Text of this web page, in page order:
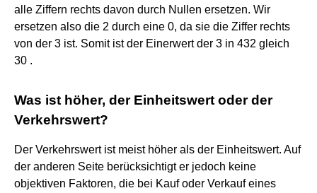
alle Ziffern rechts davon durch Nullen ersetzen. Wir
ersetzen also die 2 durch eine 0, da sie die Ziffer rechts
von der 3 ist. Somit ist der Einerwert der 3 in 432 gleich
30 .
Was ist höher, der Einheitswert oder der
Verkehrswert?
Der Verkehrswert ist meist höher als der Einheitswert. Auf
der anderen Seite berücksichtigt er jedoch keine
objektiven Faktoren, die bei Kauf oder Verkauf eines